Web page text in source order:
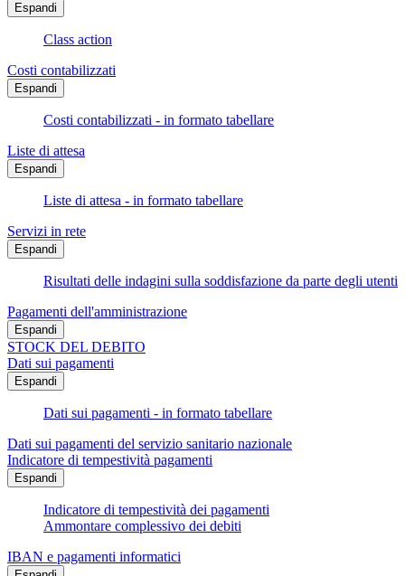
Espandi
Class action
Costi contabilizzati
Espandi
Costi contabilizzati - in formato tabellare
Liste di attesa
Espandi
Liste di attesa - in formato tabellare
Servizi in rete
Espandi
Risultati delle indagini sulla soddisfazione da parte degli utenti
Pagamenti dell'amministrazione
Espandi
STOCK DEL DEBITO
Dati sui pagamenti
Espandi
Dati sui pagamenti - in formato tabellare
Dati sui pagamenti del servizio sanitario nazionale
Indicatore di tempestività pagamenti
Espandi
Indicatore di tempestività dei pagamenti
Ammontare complessivo dei debiti
IBAN e pagamenti informatici